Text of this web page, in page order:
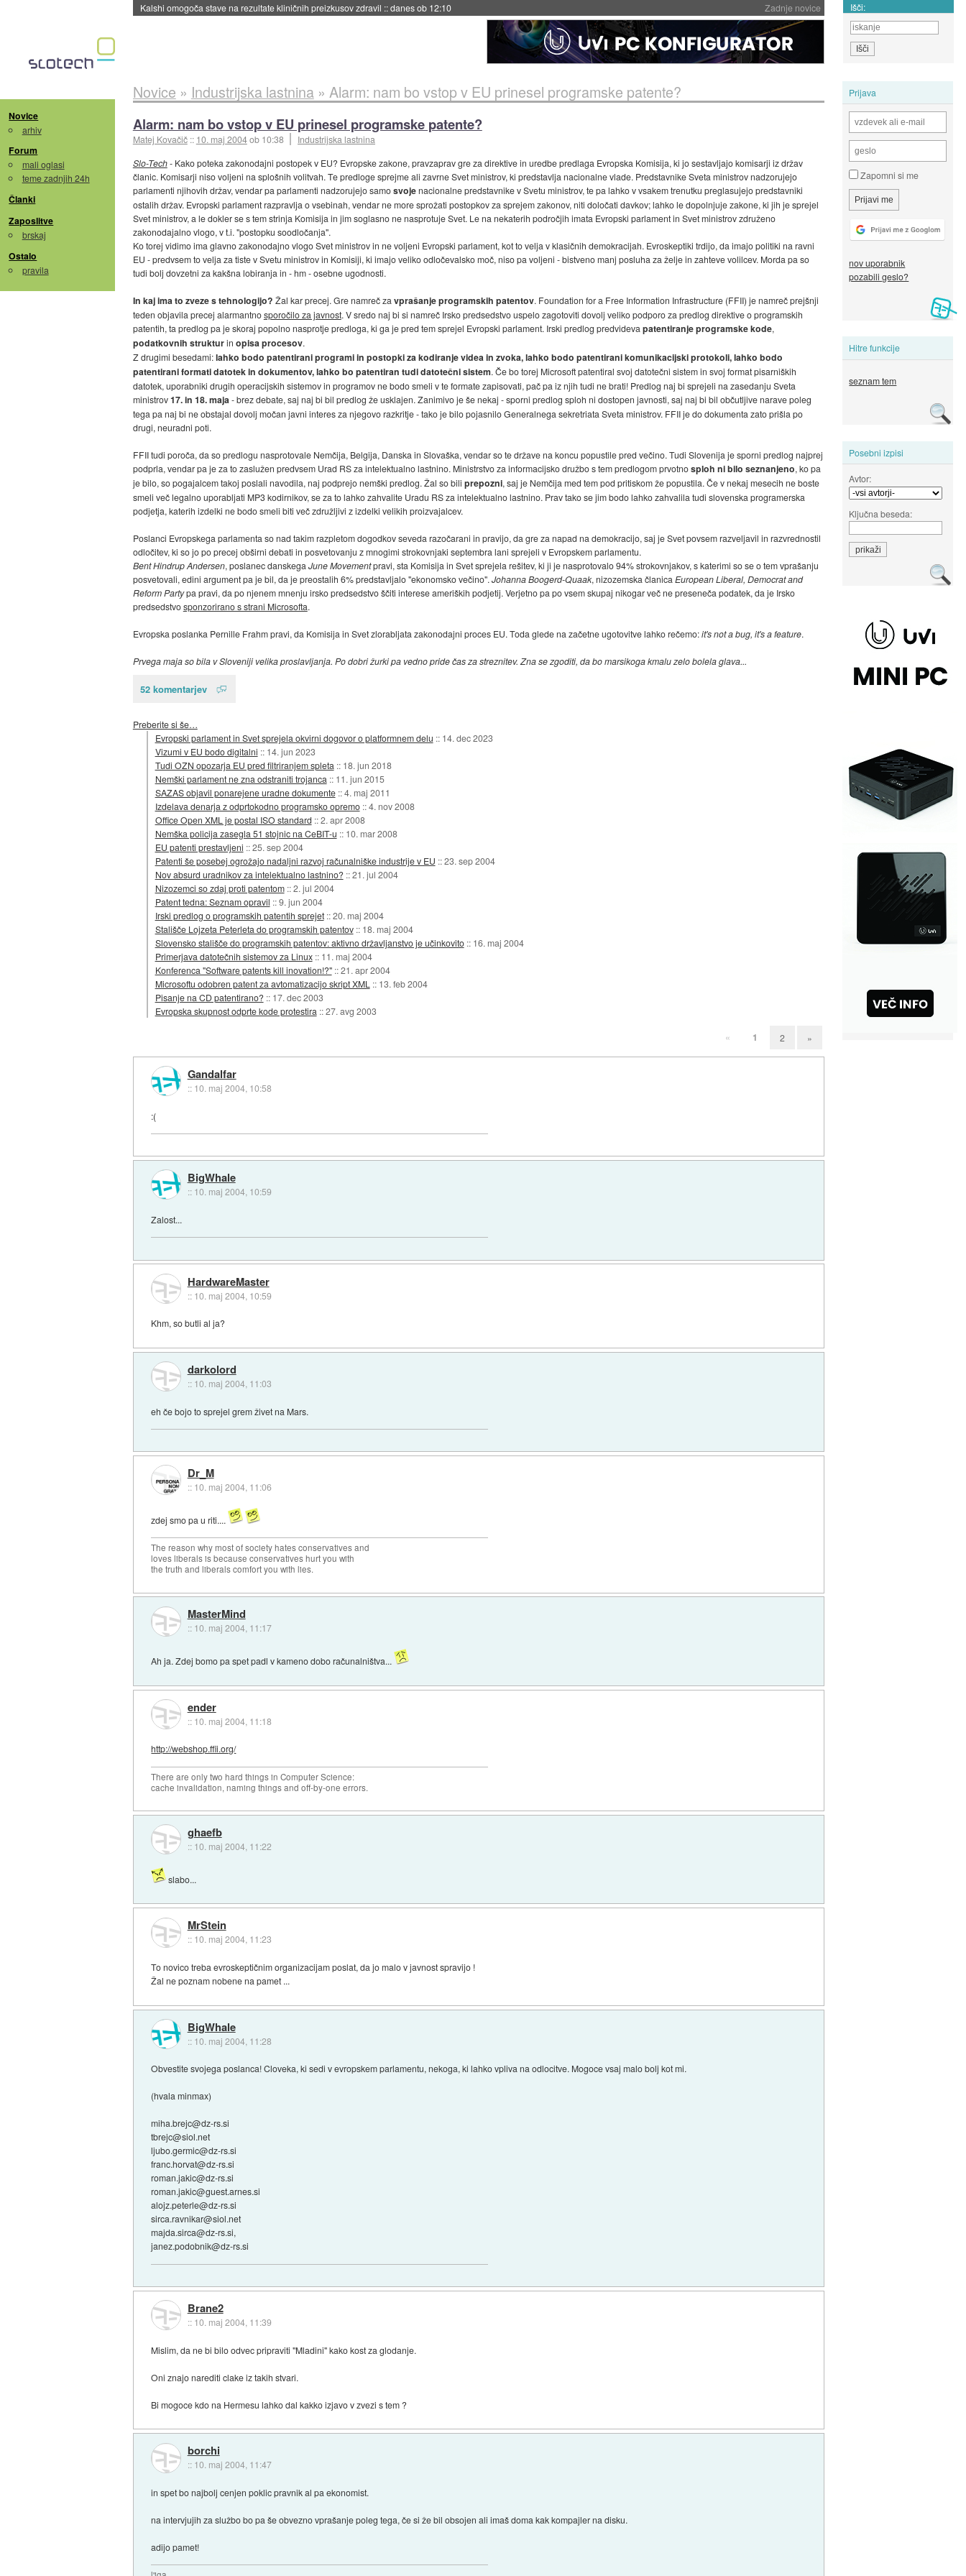
Zadnje novice
Sandisk že prodal več kot polovico SSD-jev za naslednji dve leti::danes ob 11:37 Išči:
Novice
arhiv
Forum
mali oglasi
teme zadnjih 24h
Članki
Zaposlitve
brskaj
Ostalo
pravila
Prijava
Zapomni si me
nov uporabnik
pozabili geslo?
Hitre funkcije
seznam tem
Posebni izpisi
Avtor:
Ključna beseda:
Novice » Industrijska lastnina» Alarm: nam bo vstop v EU prinesel programske patente?
Alarm: nam bo vstop v EU prinesel programske patente?
Matej Kovačič :: 10. maj 2004ob 10:38
Industrijska lastnina
Slo-Tech- Kako poteka zakonodajni postopek v EU? Evropske zakone, pravzaprav gre za direktive in uredbe predlaga Evropska Komisija, ki jo sestavljajo komisarji iz držav
članic. Komisarji niso voljeni na splošnih volitvah. Te predloge sprejme ali zavrne Svet ministrov, ki predstavlja nacionalne vlade. Predstavnike Sveta ministrov nadzorujejo
parlamenti njihovih držav, vendar pa parlamenti nadzorujejo samosvojenacionalne predstavnike v Svetu ministrov, te pa lahko v vsakem trenutku preglasujejo predstavniki
ostalih držav. Evropski parlament razpravlja o vsebinah, vendar ne more sprožati postopkov za sprejem zakonov, niti določati davkov; lahko le dopolnjuje zakone, ki jih je sprejel
Svet ministrov, a le dokler se s tem strinja Komisija in jim soglasno ne nasprotuje Svet. Le na nekaterih področjih imata Evropski parlament in Svet ministrov združeno
zakonodajalno vlogo, v t.i. "postopku soodločanja".
Ko torej vidimo ima glavno zakonodajno vlogo Svet ministrov in ne voljeni Evropski parlament, kot to velja v klasičnih demokracijah. Evroskeptiki trdijo, da imajo politiki na ravni
EU - predvsem to velja za tiste v Svetu ministrov in Komisiji, ki imajo veliko odločevalsko moč, niso pa voljeni - bistveno manj posluha za želje in zahteve volilcev. Morda pa so
tudi bolj dovzetni za kakšna lobiranja in - hm - osebne ugodnosti.
In kaj ima to zveze s tehnologijo? Žal kar precej. Gre namreč za vprašanje programskih patentov. Foundation for a Free Information Infrastructure (FFII) je namreč prejšnji
teden objavila precej alarmantnosporočilo za javnost. V sredo naj bi si namreč Irsko predsedstvo uspelo zagotoviti dovolj veliko podporo za predlog direktive o programskih
patentih, ta predlog pa je skoraj popolno nasprotje predloga, ki ga je pred tem sprejel Evropski parlament. Irski predlog predvideva patentiranje programske kode,
podatkovnih strukturin opisa procesov.
Z drugimi besedami:lahko bodo patentirani programi in postopki za kodiranje videa in zvoka, lahko bodo patentirani komunikacijski protokoli, lahko bodo
patentirani formati datotek in dokumentov, lahko bo patentiran tudi datotečni sistem. Če bo torej Microsoft patentiral svoj datotečni sistem in svoj format pisarniških
datotek, uporabniki drugih operacijskih sistemov in programov ne bodo smeli v te formate zapisovati, pač pa iz njih tudi ne brati! Predlog naj bi sprejeli na zasedanju Sveta
ministrov17. in 18. maja- brez debate, saj naj bi bil predlog že usklajen. Zanimivo je še nekaj - sporni predlog sploh ni dostopen javnosti, saj naj bi bil občutljive narave poleg
tega pa naj bi ne obstajal dovolj močan javni interes za njegovo razkritje - tako je bilo pojasnilo Generalnega sekretriata Sveta ministrov. FFII je do dokumenta zato prišla po
drugi, neuradni poti.
FFII tudi poroča, da so predlogu nasprotovale Nemčija, Belgija, Danska in Slovaška, vendar so te države na koncu popustile pred večino. Tudi Slovenija je sporni predlog najprej
podprla, vendar pa je za to zaslužen predvsem Urad RS za intelektualno lastnino. Ministrstvo za informacijsko družbo s tem predlogom prvotnosploh ni bilo seznanjeno, ko pa
je bilo, so pogajalcem takoj poslali navodila, naj podprejo nemški predlog. Žal so bili prepozni, saj je Nemčija med tem pod pritiskom že popustila. Če v nekaj mesecih ne boste
smeli več legalno uporabljati MP3 kodirnikov, se za to lahko zahvalite Uradu RS za intelektualno lastnino. Prav tako se jim bodo lahko zahvalila tudi slovenska programerska
podjetja, katerih izdelki ne bodo smeli biti več združljivi z izdelki velikih proizvajalcev.
Poslanci Evropskega parlamenta so nad takim razpletom dogodkov seveda razočarani in pravijo, da gre za napad na demokracijo, saj je Svet povsem razveljavil in razvrednostil
odločitev, ki so jo po precej obširni debati in posvetovanju z mnogimi strokovnjaki septembra lani sprejeli v Evropskem parlamentu.
Bent Hindrup Andersen, poslanec danskega June Movementpravi, sta Komisija in Svet sprejela rešitev, ki ji je nasprotovalo 94% strokovnjakov, s katerimi so se o tem vprašanju
posvetovali, edini argument pa je bil, da je preostalih 6% predstavljalo "ekonomsko večino". Johanna Boogerd-Quaak, nizozemska članica European Liberal, Democrat and
Reform Partypa pravi, da po njenem mnenju irsko predsedstvo ščiti interese ameriških podjetij. Verjetno pa po vsem skupaj nikogar več ne preseneča podatek, da je Irsko
predsedstvosponzorirano s strani Microsofta.
Evropska poslanka Pernille Frahm pravi, da Komisija in Svet zlorabljata zakonodajni proces EU. Toda glede na začetne ugotovitve lahko rečemo:it's not a bug, it's a feature.
Prvega maja so bila v Sloveniji velika proslavljanja. Po dobri žurki pa vedno pride čas za streznitev. Zna se zgoditi, da bo marsikoga kmalu zelo bolela glava...
52 komentarjev
Preberite si še…
Evropski parlament in Svet sprejela okvirni dogovor o platformnem delu :: 14. dec 2023
Vizumi v EU bodo digitalni :: 14. jun 2023
Tudi OZN opozarja EU pred filtriranjem spleta :: 18. jun 2018
Nemški parlament ne zna odstraniti trojanca :: 11. jun 2015
SAZAS objavil ponarejene uradne dokumente ::4. maj 2011
Izdelava denarja z odprtokodno programsko opremo ::4. nov 2008
Office Open XML je postal ISO standard ::2. apr 2008
Nemška policija zasegla 51 stojnic na CeBIT-u :: 10. mar 2008
EU patenti prestavljeni ::25. sep 2004
Patenti še posebej ogrožajo nadaljni razvoj računalniške industrije v EU ::23. sep 2004
Nov absurd uradnikov za intelektualno lastnino? ::21. jul 2004
Nizozemci so zdaj proti patentom ::2. jul 2004
Patent tedna: Seznam opravil ::9. jun 2004
Irski predlog o programskih patentih sprejet ::20. maj 2004
Stališče Lojzeta Peterleta do programskih patentov :: 18. maj 2004
Slovensko stališče do programskih patentov: aktivno državljanstvo je učinkovito :: 16. maj 2004
Primerjava datotečnih sistemov za Linux :: 11. maj 2004
Konferenca "Software patents kill inovation!?" ::21. apr 2004
Microsoftu odobren patent za avtomatizacijo skript XML :: 13. feb 2004
Pisanje na CD patentirano? :: 17. dec 2003
Evropska skupnost odprte kode protestira ::27. avg 2003
« 1 2 »
Gandalfar
:: 10. maj 2004, 10:58
:(
BigWhale
:: 10. maj 2004, 10:59
Zalost...
HardwareMaster
:: 10. maj 2004, 10:59
Khm, so butli al ja?
darkolord
:: 10. maj 2004, 11:03
eh če bojo to sprejel grem živet na Mars.
Dr_M
:: 10. maj 2004, 11:06
zdej smo pa u riti....
The reason why most of society hates conservatives and
loves liberals is because conservatives hurt you with
the truth and liberals comfort you with lies.
MasterMind
:: 10. maj 2004, 11:17
Ah ja. Zdej bomo pa spet padl v kameno dobo računalništva...
ender
:: 10. maj 2004, 11:18
http://webshop.ffii.org/
There are only two hard things in Computer Science:
cache invalidation, naming things and off-by-one errors.
ghaefb
:: 10. maj 2004, 11:22
slabo...
MrStein
:: 10. maj 2004, 11:23
To novico treba evroskeptičnim organizacijam poslat, da jo malo v javnost spravijo !
Žal ne poznam nobene na pamet ...
BigWhale
:: 10. maj 2004, 11:28
Obvestite svojega poslanca! Cloveka, ki sedi v evropskem parlamentu, nekoga, ki lahko vpliva na odlocitve. Mogoce vsaj malo bolj kot mi.
(hvala minmax)
miha.brejc@dz-rs.si
tbrejc@siol.net
ljubo.germic@dz-rs.si
franc.horvat@dz-rs.si
roman.jakic@dz-rs.si
roman.jakic@guest.arnes.si
alojz.peterle@dz-rs.si
sirca.ravnikar@siol.net
majda.sirca@dz-rs.si,
janez.podobnik@dz-rs.si
Brane2
:: 10. maj 2004, 11:39
Mislim, da ne bi bilo odvec pripraviti "Mladini" kako kost za glodanje.
Oni znajo narediti clake iz takih stvari.
Bi mogoce kdo na Hermesu lahko dal kakko izjavo v zvezi s tem ?
borchi
:: 10. maj 2004, 11:47
in spet bo najbolj cenjen poklic pravnik al pa ekonomist.
na intervjujih za službo bo pa še obvezno vprašanje poleg tega, če si že bil obsojen ali imaš doma kak kompajler na disku.
adijo pamet!